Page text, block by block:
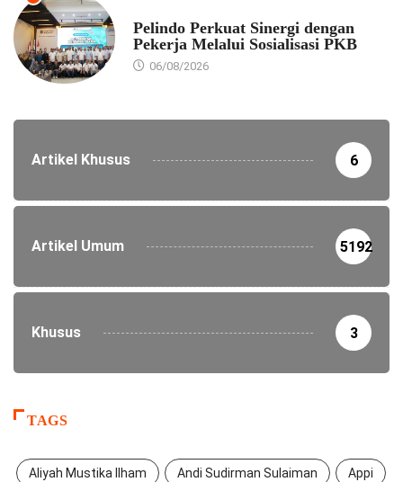
Pelindo Perkuat Sinergi dengan
Pekerja Melalui Sosialisasi PKB
06/08/2026
Artikel Khusus 6
Artikel Umum 5192
Khusus 3
TAGS
Aliyah Mustika Ilham Andi Sudirman Sulaiman Appi